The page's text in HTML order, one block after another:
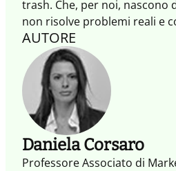
trash. Che, per noi, nascono
non risolve problemi reali e
una vendita circolare e
vantaggio moltiplicando i
Cliente, coinvolgendolo e
condivisa tra persone e
AUTORE
Daniela Corsaro
Professore Associato di